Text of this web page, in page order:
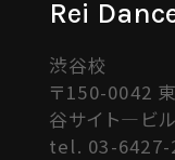
Rei
渋谷校
〒150-0042
谷サイト―ビ
tel. 03-6427-